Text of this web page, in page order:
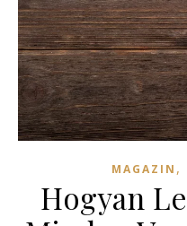
MAGAZIN ,
Hogyan